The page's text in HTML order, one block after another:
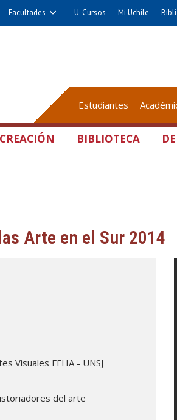
Facultades U-Cursos Mi Uchile
Estudiantes
CREACIÓN BIBLIOTECA
Arte en el Sur 2014
Visuales FFHA - UNSJ
del arte